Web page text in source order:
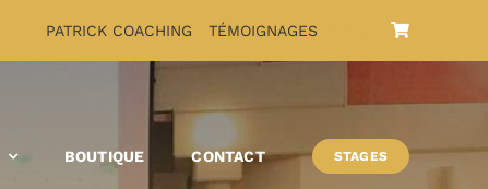
PATRICK COACHING TÉMOIGNAGES
BOUTIQUE CONTACT STAGES